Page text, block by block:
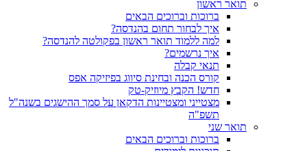
תואר ראשון
ברוכות וברוכים הבאים
איך לבחור תחום בהנדסה?
למה ללמוד תואר ראשון בפקולטה להנדסה?
איך נרשמים?
תנאי קבלה
קורס הכנה ובחינת סיווג בפיזיקה אפס
חדש! הקבץ מיוזיק-טק
מצטייני ומצטיינות הדקאן על סמך ההישגים בשנה"ל
תשפ"ה
תואר שני
ברוכות וברוכים הבאים